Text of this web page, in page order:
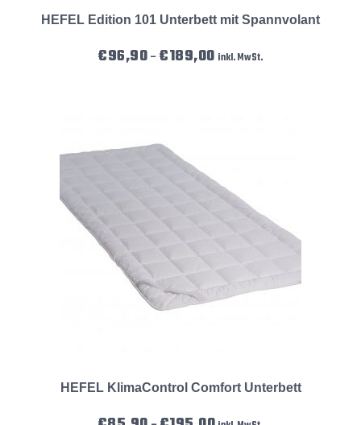
HEFEL Edition 101 Unterbett mit Spannvolant
€96,90–€189,00Preisspanne: €96,90 bis
inkl. MwSt.
HEFEL KlimaControl Comfort Unterbett
Preisspanne: €85,90 bis